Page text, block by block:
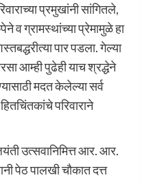
प्रमुखांनी सांगितले,
व ग्रामस्थांच्या प्रेमामुळे हा
पार पडला. गेल्या
आम्ही पुढेही याच श्रद्धेने
मदत केलेल्या सर्व
परिवाराने
उत्सवानिमित्त आर. आर.
पेठ पालखी चौकात दत्त